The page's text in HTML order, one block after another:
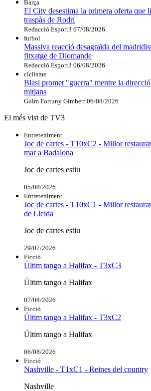
Barça
El City desestima la primera oferta que
traspàs de Rodri
Redacció Esport3 07/08/2026
futbol
Massiva reacció desagraïda del
fitxatge de Diomande
Redacció Esport3 06/08/2026
ciclisme
Blasi promet "guerra" mentre la
mitjans
Guim Fortuny Gimbert 06/08/2026
El més vist de TV3
Entreteniment
Joc de cartes - T10xC2 - Millor
mar a Badalona
Joc de cartes estiu
05/08/2026
Entreteniment
Joc de cartes - T10xC1 - Millor
de Lleida
Joc de cartes estiu
29/07/2026
Ficció
Últim tango a Halifax - T3xC3
Últim tango a Halifax
07/08/2026
Ficció
Últim tango a Halifax - T3xC2
Últim tango a Halifax
06/08/2026
Ficció
Nashville - T1xC1 - Reines del country
Nashville